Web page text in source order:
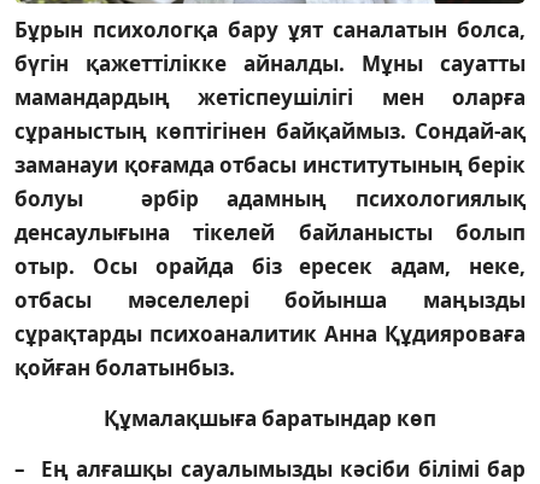
Бұрын психологқа бару ұят саналатын болса,
бүгін қажеттілікке айналды. Мұны сауатты
мамандардың жетіспеушілігі мен оларға
сұраныстың көптігінен байқаймыз. Сондай-ақ
заманауи қоғамда отбасы институтының берік
болуы әрбір адамның психологиялық
денсаулығына тікелей байланысты болып
отыр. Осы орайда біз ересек адам, неке,
отбасы мәселелері бойынша маңызды
сұрақтарды психоаналитик Анна Құдияроваға
қойған болатынбыз.
Құмалақшыға баратындар көп
– Ең алғашқы сауалымызды кәсіби білімі бар